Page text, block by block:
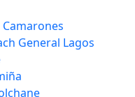
General Lagos